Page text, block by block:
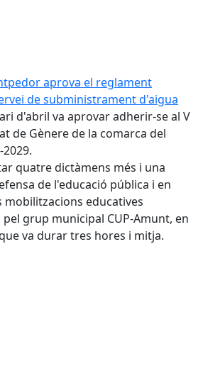
aprova el reglament
de subministrament d'aigua
d'abril va aprovar adherir-se al V
de Gènere de la comarca del
2029.
quatre dictàmens més i una
de l'educació pública i en
mobilitzacions educatives
grup municipal CUP-Amunt, en
va durar tres hores i mitja.